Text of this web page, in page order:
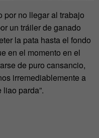
por no llegar al trabajo
un tráiler de ganado
la pata hasta el fondo
en el momento en el
de puro cansancio,
irremediablemente a
parda”.